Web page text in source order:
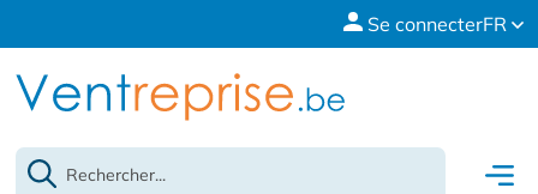
Se connecterFR